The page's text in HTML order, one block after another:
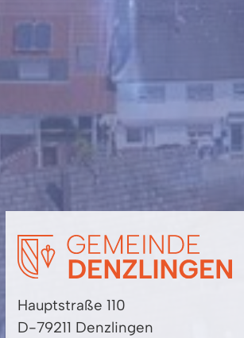
Hauptstraße 110
D-79211 Denzlingen